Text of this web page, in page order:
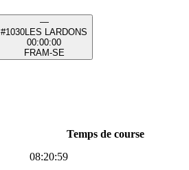
—
#1030 LES LARDONS
00:00:00
FRAM-SE
Temps de course
08:20:59